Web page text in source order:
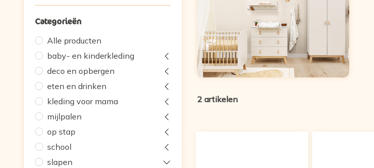
Categorieën
Alle producten
baby- en kinderkleding
deco en opbergen
eten en drinken
kleding voor mama
mijlpalen
op stap
school
slapen
2 artikelen